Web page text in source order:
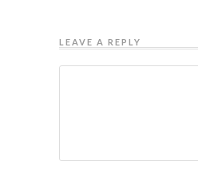
LEAVE A REPLY